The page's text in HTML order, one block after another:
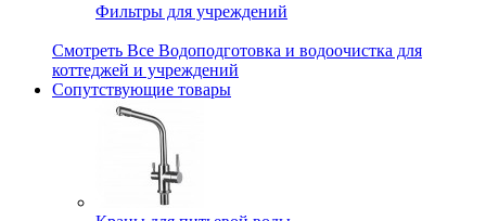
Фильтры для учреждений
Смотреть Все Водоподготовка и водоочистка для
коттеджей и учреждений
Сопутствующие товары